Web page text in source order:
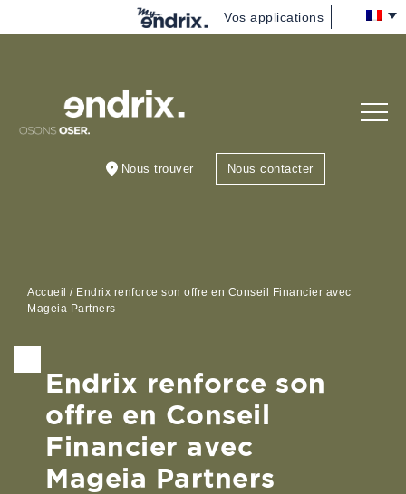
Nous
Vous
accompagner
Nous rejoindre
Vos applications
Nous trouver Nous contacter
Accueil / Endrix renforce son offre en Conseil Financier avec
Mageia Partners
Endrix renforce son
offre en Conseil
Financier avec
Mageia Partners